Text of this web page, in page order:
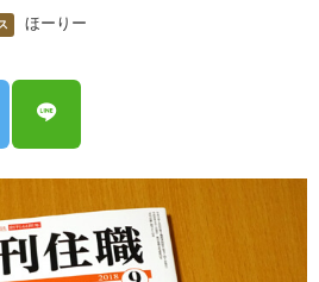
ほーりー